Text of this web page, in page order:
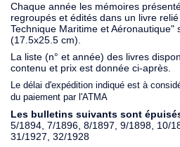
Chaque année les mémoires
regroupés et édités dans un livre
Technique Maritime et Aéronautique"
(17.5x25.5 cm).
La liste (n° et année) des livres
contenu et prix est donnée ci-après.
Le délai d'expédition indiqué est à
du paiement par l'ATMA
Les bulletins suivants sont
5/1894, 7/1896, 8/1897, 9/1898, 10/
31/1927, 32/1928